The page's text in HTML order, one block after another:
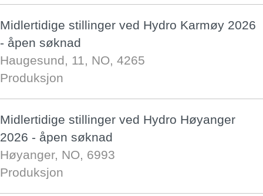
Midlertidige stillinger ved Hydro Karmøy 2026
- åpen søknad
Haugesund, 11, NO, 4265
Produksjon
Midlertidige stillinger ved Hydro Høyanger
2026 - åpen søknad
Høyanger, NO, 6993
Produksjon